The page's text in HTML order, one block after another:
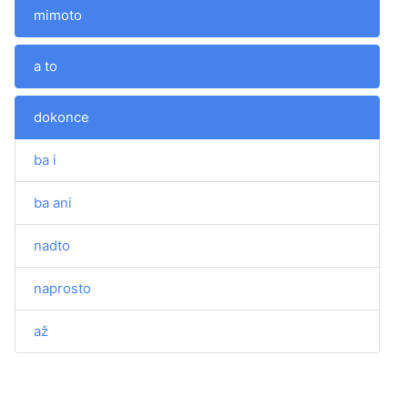
mimoto
a to
dokonce
ba i
ba ani
nadto
naprosto
až